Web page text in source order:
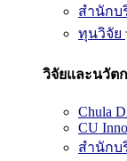
สำนักบ
ทุนวิจัย
วิจัยและนวัต
Chula
CU
สำนักบ